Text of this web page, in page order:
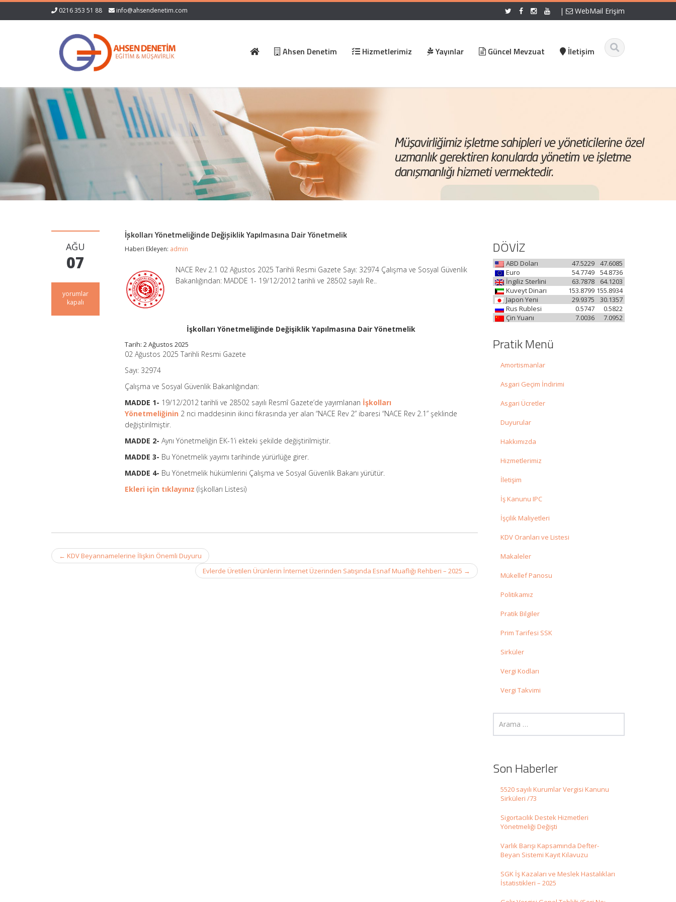
0216 353 51 88 info@ahsendenetim.com | WebMail Erişim
Ahsen Denetim Hizmetlerimiz Yayınlar Güncel Mevzuat İletişim
AĞU
07
İşkolları
Yönetmeliğinde
yorumlar
kapalı
İşkolları Yönetmeliğinde Değişiklik Yapılmasına Dair Yönetmelik
Haberi Ekleyen: admin
NACE Rev 2.1 02 Ağustos 2025 Tarihli Resmi Gazete Sayı: 32974 Çalışma ve Sosyal Güvenlik
Bakanlığından: MADDE 1- 19/12/2012 tarihli ve 28502 sayılı Re..
İşkolları Yönetmeliğinde Değişiklik Yapılmasına Dair Yönetmelik
Tarih: 2 Ağustos 2025
02 Ağustos 2025 Tarihli Resmi Gazete
Sayı: 32974
Çalışma ve Sosyal Güvenlik Bakanlığından:
MADDE 1- 19/12/2012 tarihli ve 28502 sayılı Resmî Gazete’de yayımlanan İşkolları
Yönetmeliğinin 2 nci maddesinin ikinci fıkrasında yer alan “NACE Rev 2” ibaresi “NACE Rev 2.1” şeklinde
değiştirilmiştir.
MADDE 2-Aynı Yönetmeliğin EK-1’i ekteki şekilde değiştirilmiştir.
MADDE 3- Bu Yönetmelik yayımı tarihinde yürürlüğe girer.
MADDE 4- Bu Yönetmelik hükümlerini Çalışma ve Sosyal Güvenlik Bakanı yürütür.
Ekleri için tıklayınız (İşkolları Listesi)
Post
navigation
← KDV Beyannamelerine İlişkin Önemli Duyuru
Evlerde Üretilen Ürünlerin İnternet Üzerinden Satışında Esnaf Muaflığı Rehberi – 2025 →
DÖVİZ
ABD Doları 47.6085
47.5229
Euro
54.8736
54.7749
İngiliz Sterlini
64.1203
63.7878
Kuveyt Dinarı
155.8934
153.8799
Japon Yeni
30.1357
29.9375
Rus Rublesi
0.5822
0.5747
Çin Yuanı
7.0952
7.0036
Pratik Menü
Amortismanlar
Asgari Geçim İndirimi
Asgari Ücretler
Duyurular
Hakkımızda
Hizmetlerimiz
İletişim
İş Kanunu IPC
İşçilik Maliyetleri
KDV Oranları ve Listesi
Makaleler
Mükellef Panosu
Politikamız
Pratik Bilgiler
Prim Tarifesi SSK
Sirküler
Vergi Kodları
Vergi Takvimi
Son Haberler
5520 sayılı Kurumlar Vergisi Kanunu
Sirküleri /73
Sigortacılık Destek Hizmetleri
Yönetmeliği Değişti
Varlık Barışı Kapsamında Defter-
Beyan Sistemi Kayıt Kılavuzu
SGK İş Kazaları ve Meslek Hastalıkları
İstatistikleri – 2025